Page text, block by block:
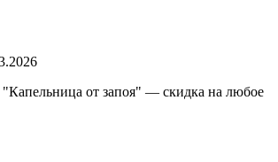
"Капельница от запоя" — скидка на любое